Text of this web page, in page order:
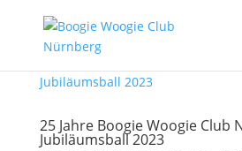
25 Jahre Boogie Woogie Club
Jubiläumsball 2023